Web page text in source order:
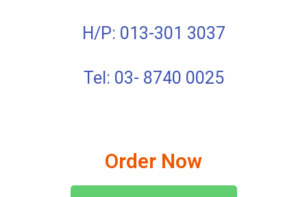
H/P: 013-301 3037
Tel: 03- 8740 0025
Order Now